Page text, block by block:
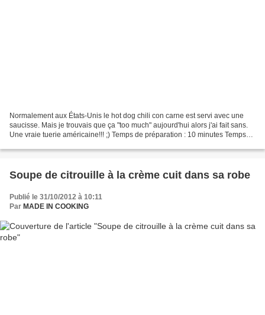
Normalement aux États-Unis le hot dog chili con carne est servi avec une
saucisse. Mais je trouvais que ça "too much" aujourd'hui alors j'ai fait sans.
Une vraie tuerie américaine!!! ;) Temps de préparation : 10 minutes Temps
Soupe de citrouille à la crème cuit dans sa robe
Publié le 31/10/2012 à 10:11
Par MADE IN COOKING